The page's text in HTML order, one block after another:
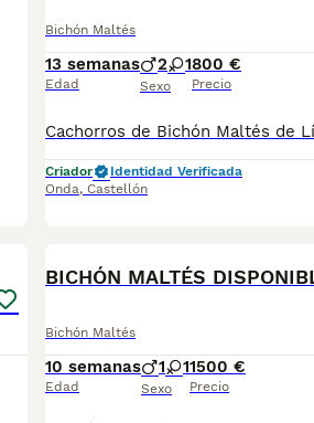
Bichón Maltés
13 semanas
Edad
2 1
Sexo
800 €
Precio
Criador
Identidad Verificada
Onda, Castellón
BOOST
BICHÓN MALTÉS
Bichón Maltés
10 semanas
Edad
1 1
Sexo
1500 €
Precio